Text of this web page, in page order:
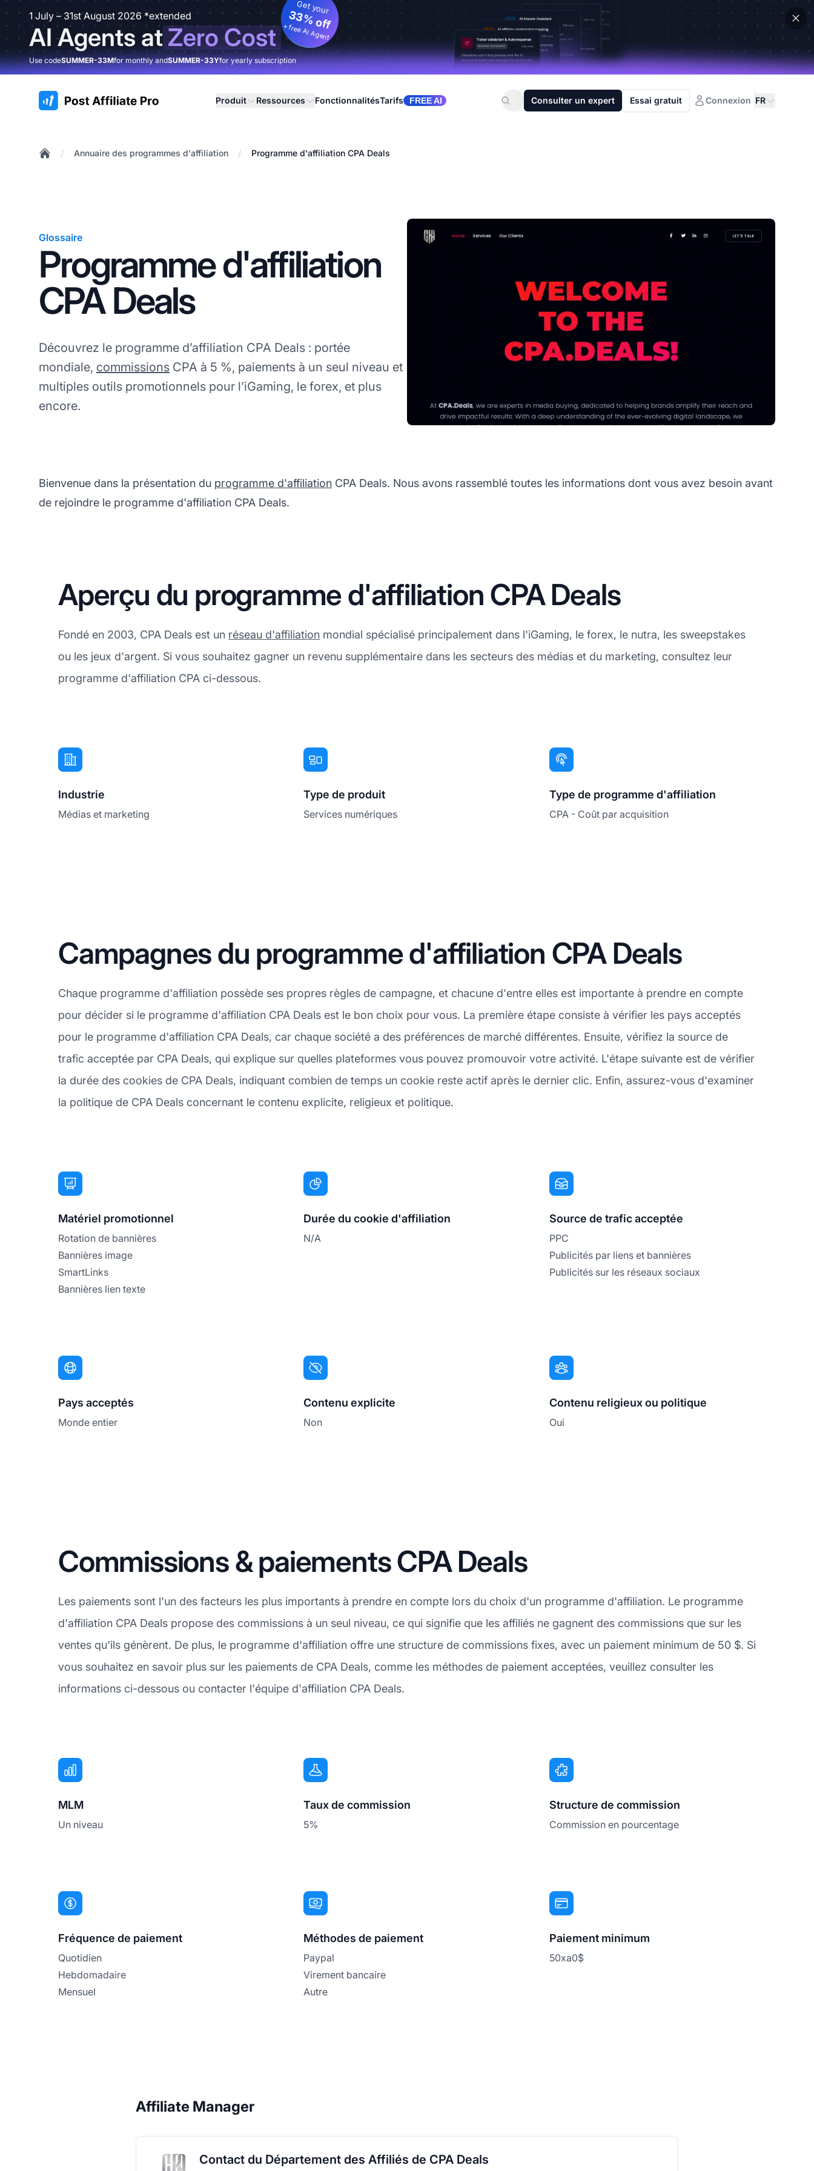
1 July – 31st August 2026 *extended
AI Agents atZero Cost
Get your
33% off
+ free AI Agent
Use codeSUMMER-33Mfor monthly andSUMMER-33Yfor yearly subscription
:site.title Produit Ressources FonctionnalitésTarifs FREE AI Consulter un expert Essai gratuit Connexion FR
/ Annuaire des programmes d'affiliation / Programme d'affiliation CPA Deals
Glossaire
Programme d'affiliation
CPA Deals
Découvrez le programme d’affiliation CPA Deals : portée
mondiale, commissions CPA à 5 %, paiements à un seul niveau et
multiples outils promotionnels pour l’iGaming, le forex, et plus
encore.
Bienvenue dans la présentation du programme d'affiliation CPA Deals. Nous avons rassemblé toutes les informations dont vous avez besoin avant
de rejoindre le programme d'affiliation CPA Deals.
Aperçu du programme d'affiliation CPA Deals
Fondé en 2003, CPA Deals est un réseau d'affiliation mondial spécialisé principalement dans l'iGaming, le forex, le nutra, les sweepstakes
ou les jeux d'argent. Si vous souhaitez gagner un revenu supplémentaire dans les secteurs des médias et du marketing, consultez leur
programme d'affiliation CPA ci-dessous.
Industrie
Médias et marketing
Type de produit
Services numériques
Type de programme d'affiliation
CPA - Coût par acquisition
Campagnes du programme d'affiliation CPA Deals
Chaque programme d'affiliation possède ses propres règles de campagne, et chacune d'entre elles est importante à prendre en compte
pour décider si le programme d'affiliation CPA Deals est le bon choix pour vous. La première étape consiste à vérifier les pays acceptés
pour le programme d'affiliation CPA Deals, car chaque société a des préférences de marché différentes. Ensuite, vérifiez la source de
trafic acceptée par CPA Deals, qui explique sur quelles plateformes vous pouvez promouvoir votre activité. L'étape suivante est de vérifier
la durée des cookies de CPA Deals, indiquant combien de temps un cookie reste actif après le dernier clic. Enfin, assurez-vous d'examiner
la politique de CPA Deals concernant le contenu explicite, religieux et politique.
Matériel promotionnel
Rotation de bannières
Bannières image
SmartLinks
Bannières lien texte
Durée du cookie d'affiliation
N/A
Source de trafic acceptée
PPC
Publicités par liens et bannières
Publicités sur les réseaux sociaux
Pays acceptés
Monde entier
Contenu explicite
Non
Contenu religieux ou politique
Oui
Commissions & paiements CPA Deals
Les paiements sont l'un des facteurs les plus importants à prendre en compte lors du choix d'un programme d'affiliation. Le programme
d'affiliation CPA Deals propose des commissions à un seul niveau, ce qui signifie que les affiliés ne gagnent des commissions que sur les
ventes qu'ils génèrent. De plus, le programme d'affiliation offre une structure de commissions fixes, avec un paiement minimum de 50 $. Si
vous souhaitez en savoir plus sur les paiements de CPA Deals, comme les méthodes de paiement acceptées, veuillez consulter les
informations ci-dessous ou contacter l'équipe d'affiliation CPA Deals.
MLM
Un niveau
Taux de commission
5%
Structure de commission
Commission en pourcentage
Fréquence de paiement
Quotidien
Hebdomadaire
Mensuel
Méthodes de paiement
Paypal
Virement bancaire
Autre
Paiement minimum
50xa0$
Affiliate Manager
Contact du Département des Affiliés de CPA Deals